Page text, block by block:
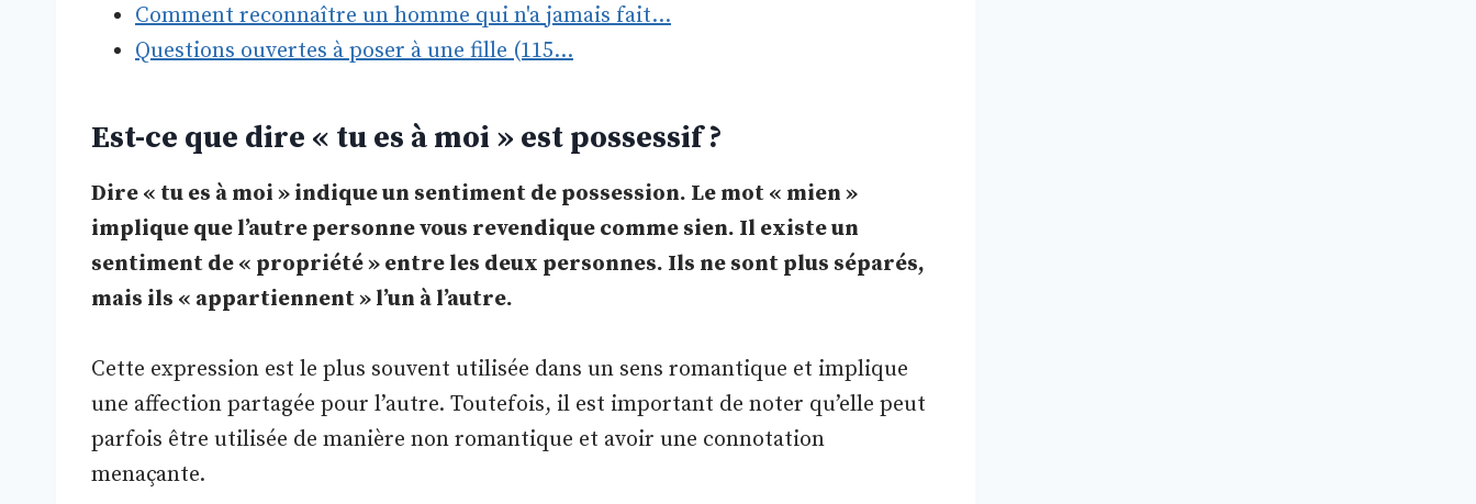
Comment reconnaître un homme qui n'a jamais fait…
Questions ouvertes à poser à une fille (115…
Est-ce que dire « tu es à moi » est possessif ?
Dire « tu es à moi » indique un sentiment de possession. Le mot « mien »
implique que l’autre personne vous revendique comme sien. Il existe un
sentiment de « propriété » entre les deux personnes. Ils ne sont plus séparés,
mais ils « appartiennent » l’un à l’autre.
Cette expression est le plus souvent utilisée dans un sens romantique et implique
une affection partagée pour l’autre. Toutefois, il est important de noter qu’elle peut
parfois être utilisée de manière non romantique et avoir une connotation
menaçante.